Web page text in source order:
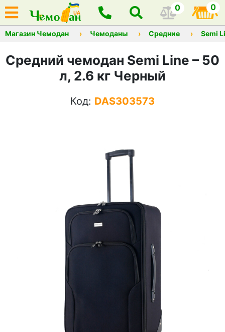
0 0
Магазин Чемодан Чемоданы Средние Semi
Средний чемодан Semi Line – 50
л, 2.6 кг Черный
Код: DAS303573